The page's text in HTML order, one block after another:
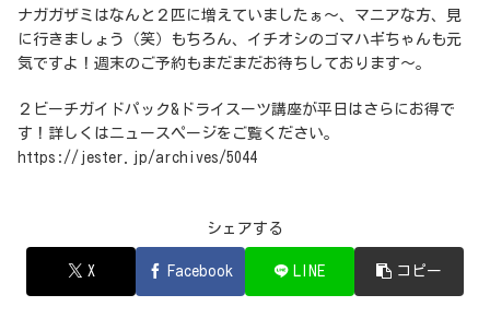
ナガガザミはなんと２匹に増えていましたぁ～、マニアな方、見
に行きましょう（笑）もちろん、イチオシのゴマハギちゃんも元
気ですよ！週末のご予約もまだまだお待ちしております～。
２ビーチガイドパック&ドライスーツ講座が平日はさらにお得で
す！詳しくはニュースページをご覧ください。
https://jester.jp/archives/5044
シェアする
X Facebook LINE コピー